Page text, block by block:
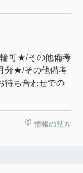
可★/その他備考
分★/その他備考
待ち合わせでの
情報の見方